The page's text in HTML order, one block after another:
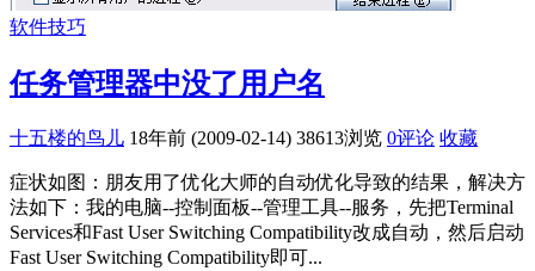
软件技巧
任务管理器中没了用户名
十五楼的鸟儿 18年前 (2009-02-14) 38613浏览 0评论 收藏
症状如图：朋友用了优化大师的自动优化导致的结果，解决方
法如下：我的电脑--控制面板--管理工具--服务，先把Terminal
Services和Fast User Switching Compatibility改成自动，然后启动
Fast User Switching Compatibility即可...